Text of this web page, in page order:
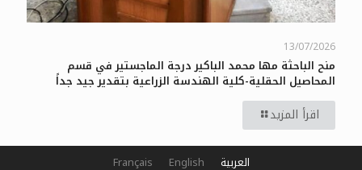
13/07/2026
منح الباحثة مها محمد الباكير درجة الماجستير في قسم
المحاصيل الحقلية-كلية الهندسة الزراعية بتقدير جيد جداً
اقرأ المزيد
العربية English
Français